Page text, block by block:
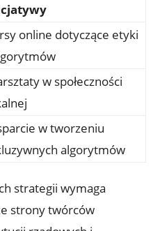
online dotyczące etyki
w społeczności
w tworzeniu
algorytmów
strategii wymaga
strony twórców